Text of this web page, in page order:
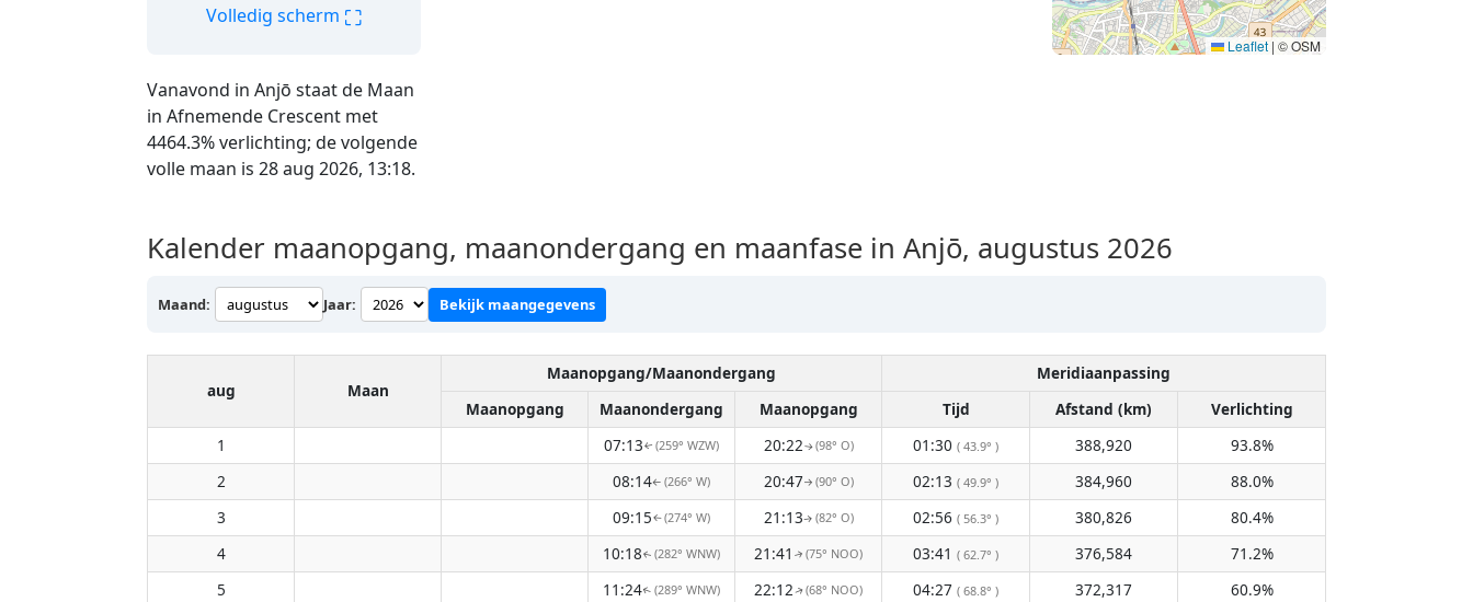
Vanavond in Anjō staat de Maan
in Afnemende Crescent met
4464.3% verlichting; de volgende
volle maan is 28 aug 2026, 13:18.
Volledig scherm ⛶
Leaflet | © OSM
Kalender maanopgang, maanondergang en maanfase in Anjō, augustus 2026
Maand: Jaar: Bekijk maangegevens
aug Maan
Maanopgang/Maanondergang
Meridiaanpassing
Maanopgang
Maanondergang Maanopgang Tijd Afstand (km)
Verlichting
1
07:13↑(259° WZW) 20:22↑(98° O) 01:30 ( 43.9° ) 388,920
93.8%
2
08:14↑(266° W) 20:47↑ (90° O) 02:13 ( 49.9° ) 384,960
88.0%
3
09:15↑(274° W) 21:13↑(82° O) 02:56 ( 56.3° ) 380,826
80.4%
4
10:18↑(282° WNW) 21:41 ↑(75° NOO) 03:41 ( 62.7° ) 376,584
71.2%
5
11:24↑(289° WNW) 22:12↑(68° NOO) 04:27 ( 68.8° ) 372,317
60.9%